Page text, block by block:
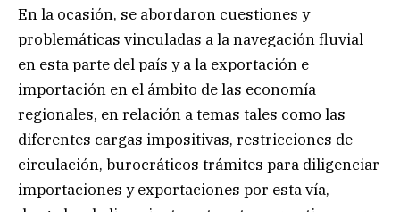
En la ocasión, se abordaron cuestiones y
problemáticas vinculadas a la navegación fluvial
en esta parte del país y a la exportación e
importación en el ámbito de las economía
regionales, en relación a temas tales como las
diferentes cargas impositivas, restricciones de
circulación, burocráticos trámites para diligenciar
importaciones y exportaciones por esta vía,